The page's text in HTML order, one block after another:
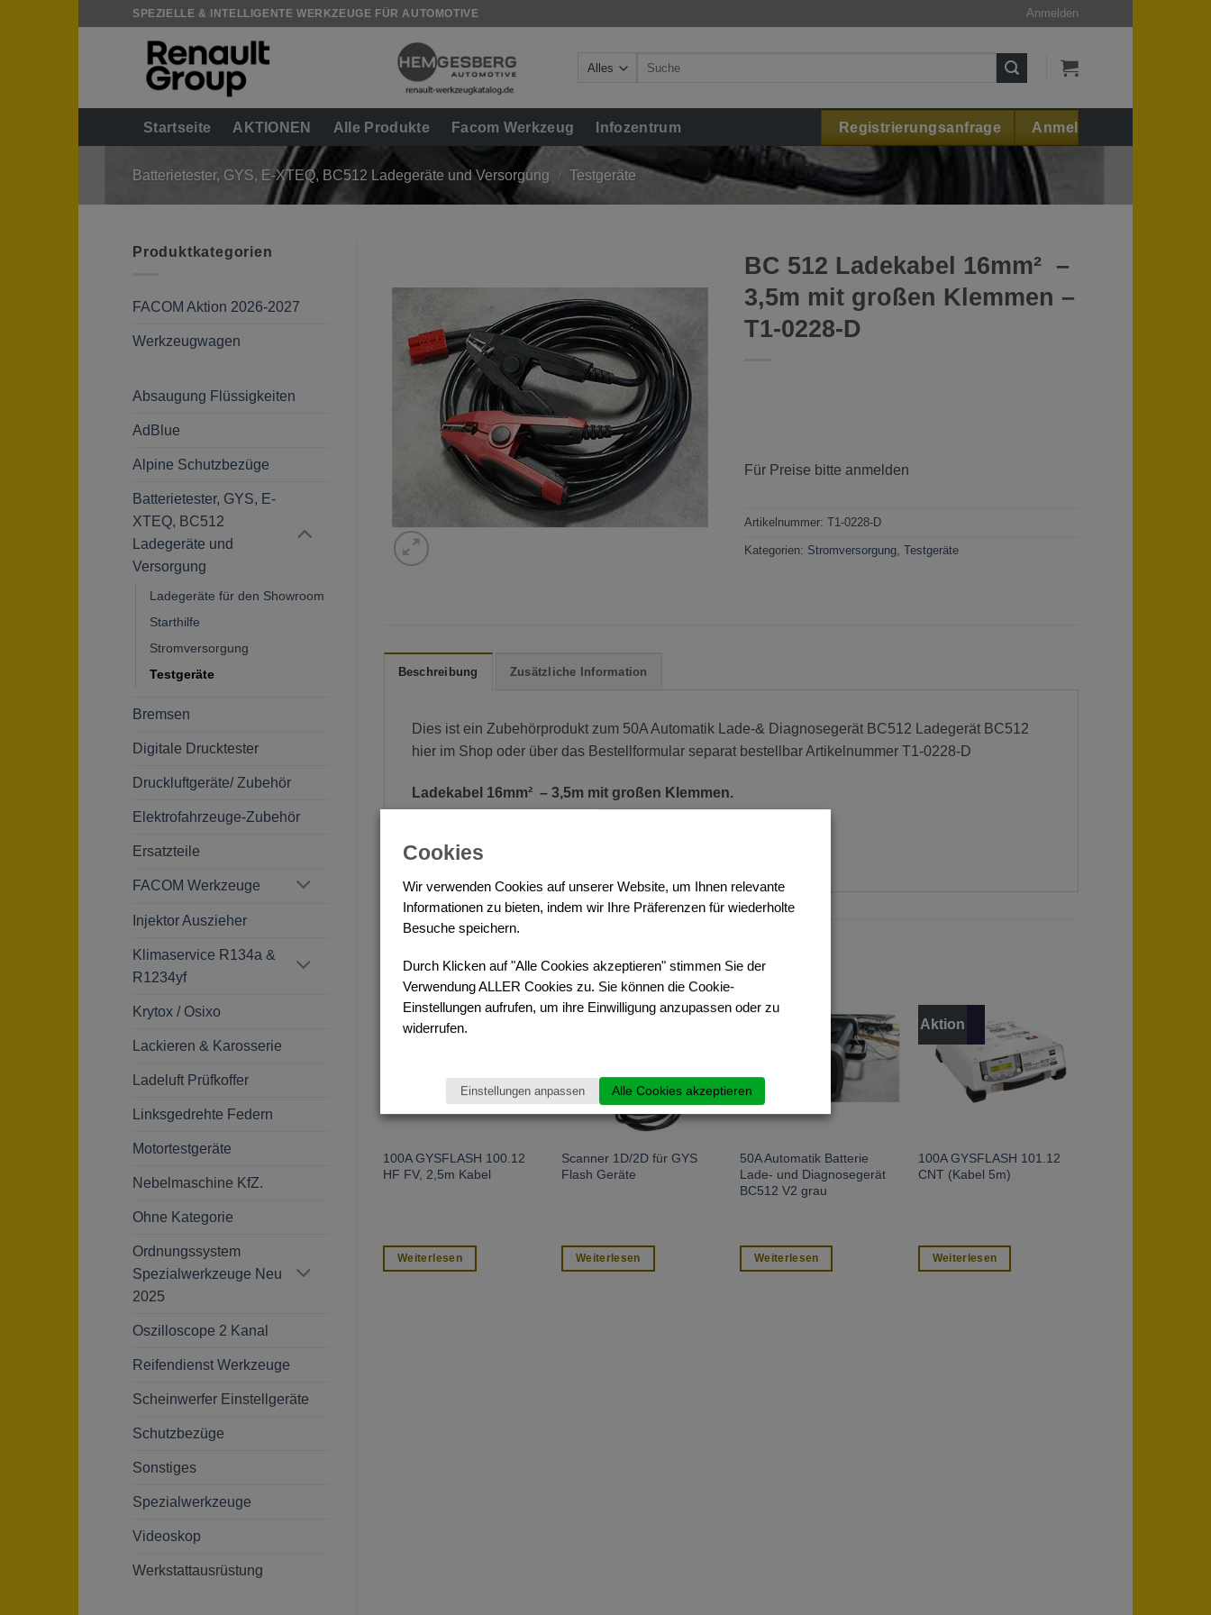
SPEZIELLE & INTELLIGENTE WERKZEUGE FÜR AUTOMOTIVE Anmelden
Startseite AKTIONEN Alle Produkte Facom Werkzeug Infozentrum Registrierungsanfrage Anmelden
Batterietester, GYS, E-XTEQ, BC512 Ladegeräte und Versorgung / Testgeräte
Produktkategorien
FACOM Aktion 2026-2027
Werkzeugwagen
Absaugung Flüssigkeiten
AdBlue
Alpine Schutzbezüge
Batterietester, GYS, E-
XTEQ, BC512
Ladegeräte und
Versorgung
Ladegeräte für den Showroom
Starthilfe
Stromversorgung
Testgeräte
Bremsen
Digitale Drucktester
Druckluftgeräte/ Zubehör
Elektrofahrzeuge-Zubehör
Ersatzteile
FACOM Werkzeuge
Injektor Auszieher
Klimaservice R134a &
R1234yf
Krytox / Osixo
Lackieren & Karosserie
Ladeluft Prüfkoffer
Linksgedrehte Federn
Motortestgeräte
Nebelmaschine KfZ.
Ohne Kategorie
Ordnungssystem
Spezialwerkzeuge Neu
2025
Oszilloscope 2 Kanal
Reifendienst Werkzeuge
Scheinwerfer Einstellgeräte
Schutzbezüge
Sonstiges
Spezialwerkzeuge
Videoskop
Werkstattausrüstung
BC 512 Ladekabel 16mm² –
3,5m mit großen Klemmen –
T1-0228-D
Für Preise bitte anmelden
Artikelnummer:T1-0228-D
Kategorien: Stromversorgung ,Testgeräte
Beschreibung Zusätzliche Information
Dies ist ein Zubehörprodukt zum 50A Automatik Lade-& Diagnosegerät BC512 Ladegerät BC512
hier im Shop oder über das Bestellformular separat bestellbar Artikelnummer T1-0228-D
Ladekabel 16mm² – 3,5m mit großen Klemmen.
Aktion
100A GYSFLASH 100.12
HF FV, 2,5m Kabel
Weiterlesen
Scanner 1D/2D für GYS
Flash Geräte
Weiterlesen
50A Automatik Batterie
Lade- und Diagnosegerät
BC512 V2 grau
Weiterlesen
Aktion
100A GYSFLASH 101.12
CNT (Kabel 5m)
Weiterlesen
50A Ladegerät GYSFLASH
50.12 HF FV (Renault
Freigabe Nr. 1 044 40004)
Thermopapierrollen Paket 5
Stk. für BC512
Weiterlesen
Cookies
Wir verwenden Cookies auf unserer Website, um Ihnen relevante
Informationen zu bieten, indem wir Ihre Präferenzen für wiederholte
Besuche speichern.
Durch Klicken auf "Alle Cookies akzeptieren" stimmen Sie der
Verwendung ALLER Cookies zu. Sie können die Cookie-
Einstellungen aufrufen, um ihre Einwilligung anzupassen oder zu
widerrufen.
Einstellungen anpassen Alle Cookies akzeptieren